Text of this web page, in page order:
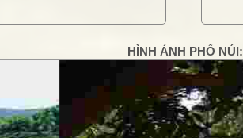
HÌNH ẢNH PHỐ NÚI: